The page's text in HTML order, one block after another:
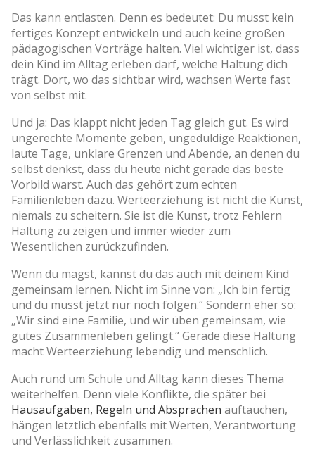
Das kann entlasten. Denn es bedeutet: Du musst kein
fertiges Konzept entwickeln und auch keine großen
pädagogischen Vorträge halten. Viel wichtiger ist, dass
dein Kind im Alltag erleben darf, welche Haltung dich
trägt. Dort, wo das sichtbar wird, wachsen Werte fast
von selbst mit.
Und ja: Das klappt nicht jeden Tag gleich gut. Es wird
ungerechte Momente geben, ungeduldige Reaktionen,
laute Tage, unklare Grenzen und Abende, an denen du
selbst denkst, dass du heute nicht gerade das beste
Vorbild warst. Auch das gehört zum echten
Familienleben dazu. Werteerziehung ist nicht die Kunst,
niemals zu scheitern. Sie ist die Kunst, trotz Fehlern
Haltung zu zeigen und immer wieder zum
Wesentlichen zurückzufinden.
Wenn du magst, kannst du das auch mit deinem Kind
gemeinsam lernen. Nicht im Sinne von: „Ich bin fertig
und du musst jetzt nur noch folgen.“ Sondern eher so:
„Wir sind eine Familie, und wir üben gemeinsam, wie
gutes Zusammenleben gelingt.“ Gerade diese Haltung
macht Werteerziehung lebendig und menschlich.
Auch rund um Schule und Alltag kann dieses Thema
weiterhelfen. Denn viele Konflikte, die später bei
Hausaufgaben, Regeln und Absprachen auftauchen,
hängen letztlich ebenfalls mit Werten, Verantwortung
und Verlässlichkeit zusammen.